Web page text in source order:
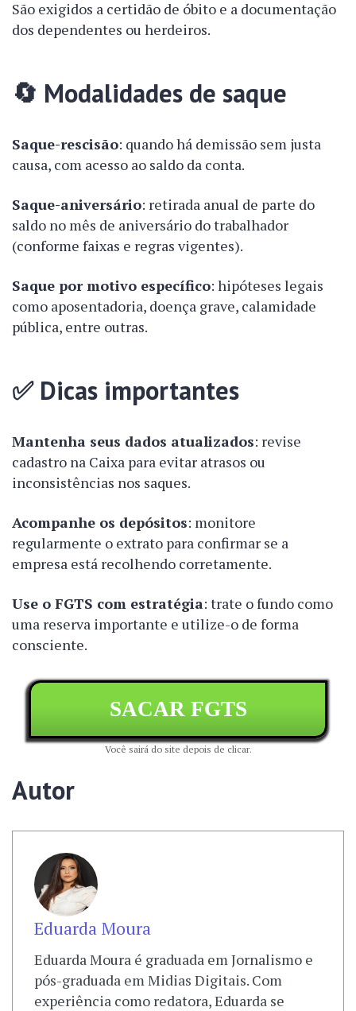
São exigidos a certidão de óbito e a documentação
dos dependentes ou herdeiros.
🔄 Modalidades de saque
Saque-rescisão: quando há demissão sem justa
causa, com acesso ao saldo da conta.
Saque-aniversário: retirada anual de parte do
saldo no mês de aniversário do trabalhador
(conforme faixas e regras vigentes).
Saque por motivo específico: hipóteses legais
como aposentadoria, doença grave, calamidade
pública, entre outras.
✅ Dicas importantes
Mantenha seus dados atualizados: revise
cadastro na Caixa para evitar atrasos ou
inconsistências nos saques.
Acompanhe os depósitos: monitore
regularmente o extrato para confirmar se a
empresa está recolhendo corretamente.
Use o FGTS com estratégia: trate o fundo como
uma reserva importante e utilize-o de forma
consciente.
SACAR FGTS
Você sairá do site depois de clicar.
Autor
Eduarda Moura
Eduarda Moura é graduada em Jornalismo e
pós-graduada em Midias Digitais. Com
experiência como redatora, Eduarda se